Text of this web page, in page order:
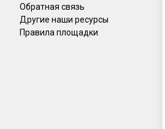
Обратная связь
Другие наши ресурсы
Правила площадки